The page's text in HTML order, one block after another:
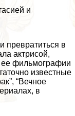
и
превратиться в
актрисой,
ее фильмографии
известные
“Вечное
в